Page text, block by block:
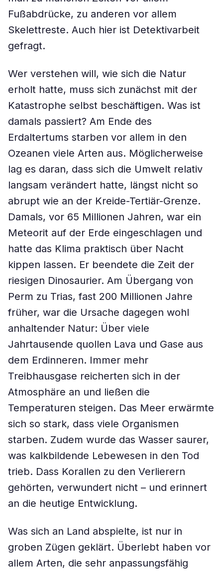
Fußabdrücke, zu anderen vor allem
Skelettreste. Auch hier ist Detektivarbeit
gefragt.
Wer verstehen will, wie sich die Natur
erholt hatte, muss sich zunächst mit der
Katastrophe selbst beschäftigen. Was ist
damals passiert? Am Ende des
Erdaltertums starben vor allem in den
Ozeanen viele Arten aus. Möglicherweise
lag es daran, dass sich die Umwelt relativ
langsam verändert hatte, längst nicht so
abrupt wie an der Kreide-Tertiär-Grenze.
Damals, vor 65 Millionen Jahren, war ein
Meteorit auf der Erde eingeschlagen und
hatte das Klima praktisch über Nacht
kippen lassen. Er beendete die Zeit der
riesigen Dinosaurier. Am Übergang von
Perm zu Trias, fast 200 Millionen Jahre
früher, war die Ursache dagegen wohl
anhaltender Natur: Über viele
Jahrtausende quollen Lava und Gase aus
dem Erdinneren. Immer mehr
Treibhausgase reicherten sich in der
Atmosphäre an und ließen die
Temperaturen steigen. Das Meer erwärmte
sich so stark, dass viele Organismen
starben. Zudem wurde das Wasser saurer,
was kalkbildende Lebewesen in den Tod
trieb. Dass Korallen zu den Verlierern
gehörten, verwundert nicht – und erinnert
an die heutige Entwicklung.
Was sich an Land abspielte, ist nur in
groben Zügen geklärt. Überlebt haben vor
allem Arten, die sehr anpassungsfähig